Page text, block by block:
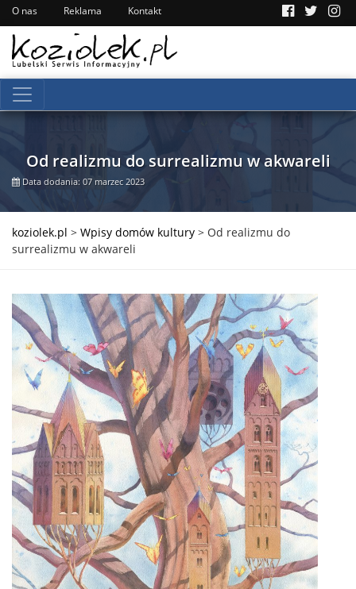
O nas Reklama Kontakt
Od realizmu do surrealizmu w akwareli
Data dodania: 07 marzec 2023
koziolek.pl > Wpisy domów kultury > Od realizmu do
surrealizmu w akwareli